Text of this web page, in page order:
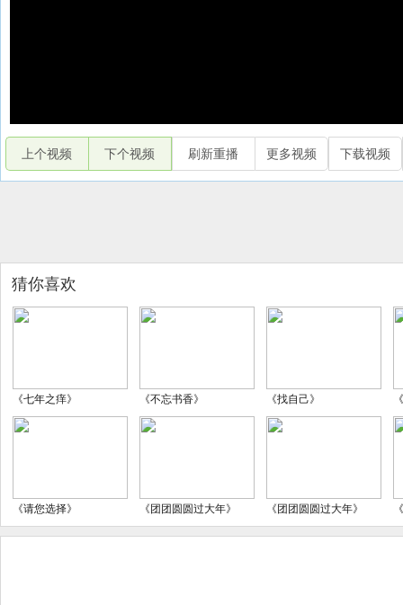
上个视频 下个视频 刷新重播 更多视频 下载视频
猜你喜欢
《七年之痒》 《不忘书香》 《找自己》
《请您选择》 《团团圆圆过大年》 《团团圆圆过大年》